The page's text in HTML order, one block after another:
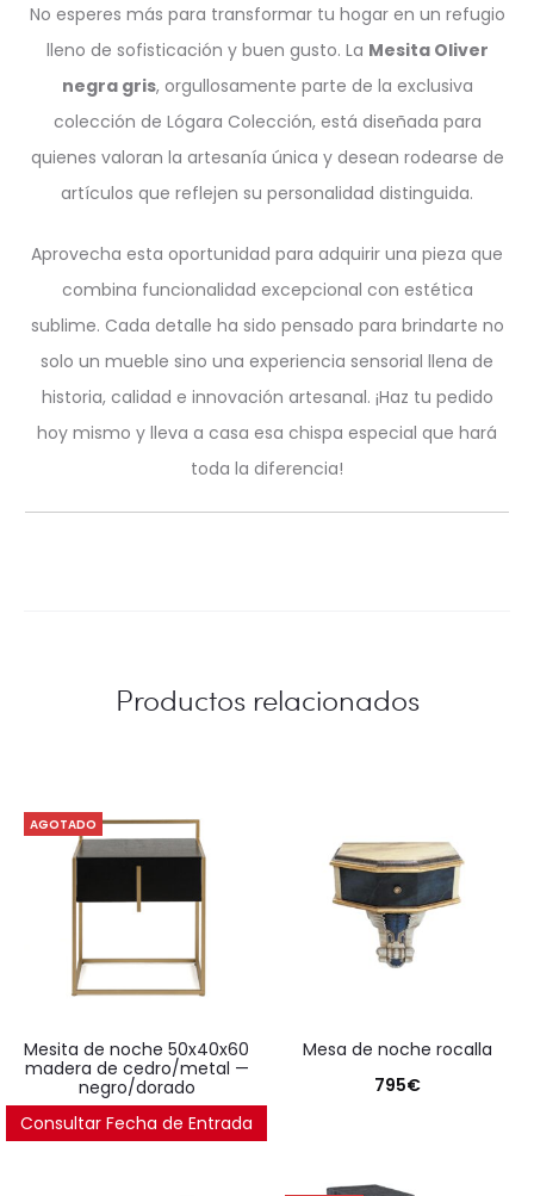
No esperes más para transformar tu hogar en un refugio
lleno de sofisticación y buen gusto. La Mesita Oliver
negra gris, orgullosamente parte de la exclusiva
colección de Lógara Colección, está diseñada para
quienes valoran la artesanía única y desean rodearse de
artículos que reflejen su personalidad distinguida.
Aprovecha esta oportunidad para adquirir una pieza que
combina funcionalidad excepcional con estética
sublime. Cada detalle ha sido pensado para brindarte no
solo un mueble sino una experiencia sensorial llena de
historia, calidad e innovación artesanal. ¡Haz tu pedido
hoy mismo y lleva a casa esa chispa especial que hará
toda la diferencia!
Productos relacionados
AGOTADO
mesita de noche 50x40x60
madera de cedro/metal —
negro/dorado
486€
Consultar Fecha de Entrada
mesa de noche rocalla
795€